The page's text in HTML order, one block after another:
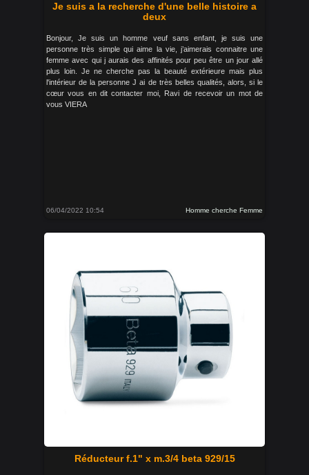
Je suis a la recherche d'une belle histoire a
deux
Bonjour, Je suis un homme veuf sans enfant, je suis une
personne très simple qui aime la vie, j’aimerais connaitre une
femme avec qui j aurais des affinités pour peu être un jour allé
plus loin. Je ne cherche pas la beauté extérieure mais plus
l'intérieur de la personne J ai de très belles qualités, alors, si le
cœur vous en dit contacter moi, Ravi de recevoir un mot de
vous VIERA
06/04/2022 10:54 Homme cherche Femme
Réducteur f.1" x m.3/4 beta 929/15